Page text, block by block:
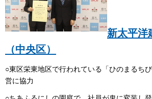
新太平洋
（中央区）
○東区栄東地区で行われている「ひのまるち
営に協力